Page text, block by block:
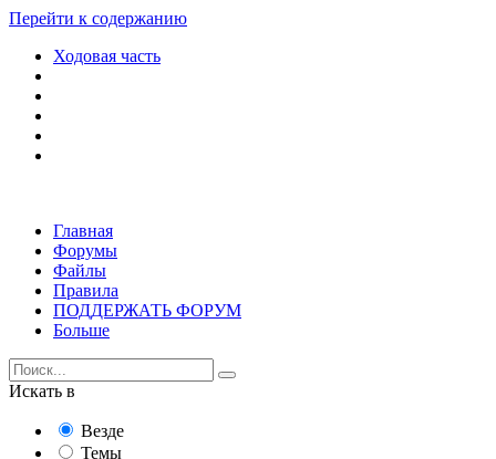
Перейти к содержанию
Ходовая часть
Главная
Форумы
Файлы
Правила
ПОДДЕРЖАТЬ ФОРУМ
Больше
Искать в
Везде
Темы